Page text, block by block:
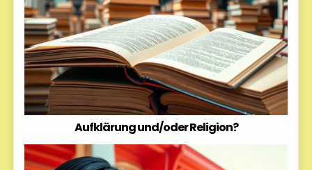
Aufklärung und/oder Religion?